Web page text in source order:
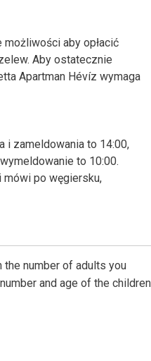
aby opłacić
Aby ostatecznie
Apartman Hévíz wymaga
i zameldowania to 14:00,
to 10:00.
mówi po węgiersku,
number of adults you
and age of the children